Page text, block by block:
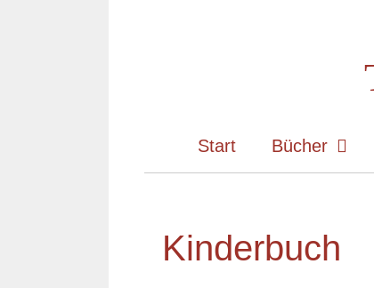
Start Bücher
Kinderbuch